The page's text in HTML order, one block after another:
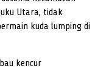
Utara, tidak
kuda lumping di
kencur